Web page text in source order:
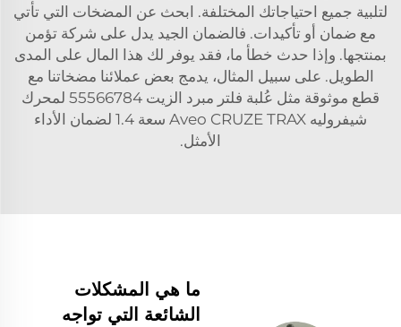
لتلبية جميع احتياجاتك المختلفة. ابحث عن المضخات التي تأتي
مع ضمان أو تأكيدات. فالضمان الجيد يدل على شركة تؤمن
بمنتجها. وإذا حدث خطأ ما، فقد يوفر لك هذا المال على المدى
الطويل. على سبيل المثال، يدمج بعض عملائنا مضخاتنا مع
قطع موثوقة مثل
عُلبة فلتر مبرد الزيت 55566784 لمحرك
شيفروليه Aveo CRUZE TRAX سعة 1.4
لضمان الأداء
الأمثل.
ما هي المشكلات
الشائعة التي تواجه